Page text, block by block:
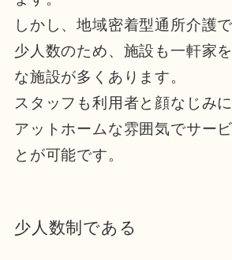
しかし、地域密着型通所介護
少人数のため、施設も一軒家
な施設が多くあります。
スタッフも利用者と顔なじみ
アットホームな雰囲気でサー
とが可能です。
少人数制である